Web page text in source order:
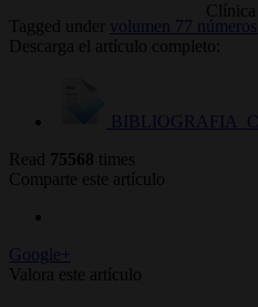
Tagged under
volumen 77
Descarga el artículo completo:
Read 75568 times
Comparte este artículo
Google+
Valora este artículo